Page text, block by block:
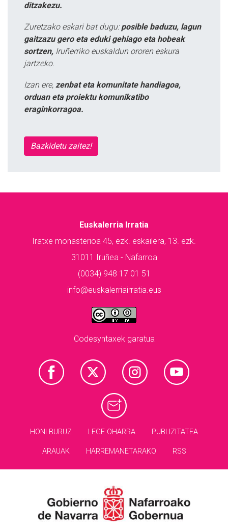
ditzakezu.
Zuretzako eskari bat dugu: posible baduzu, lagun
gaitzazu gero eta eduki gehiago eta hobeak
sortzen, Iruñerriko euskaldun ororen eskura
jartzeko.
Izan ere, zenbat eta komunitate handiagoa,
orduan eta proiektu komunikatibo
eraginkorragoa.
Bazkidetu zaitez!
Euskalerria Irratia
Iratxe monasterioa 45, ezk. eskailera, 13. ezk.
31011 Iruñea - Nafarroa
(0034) 948 17 01 51
info@euskalerriairratia.eus
Codesyntaxek garatua
HONI BURUZ LEGE OHARRA PUBLIZITATEA
ARAUAK HARREMANETARAKO RSS